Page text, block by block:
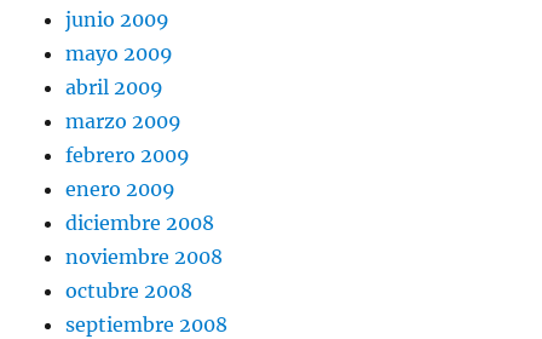
junio 2009
mayo 2009
abril 2009
marzo 2009
febrero 2009
enero 2009
diciembre 2008
noviembre 2008
octubre 2008
septiembre 2008